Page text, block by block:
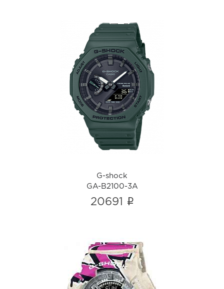
G-shock
GA-B2100-3A
i
G-shock
GA-B2100-3A
20691 i